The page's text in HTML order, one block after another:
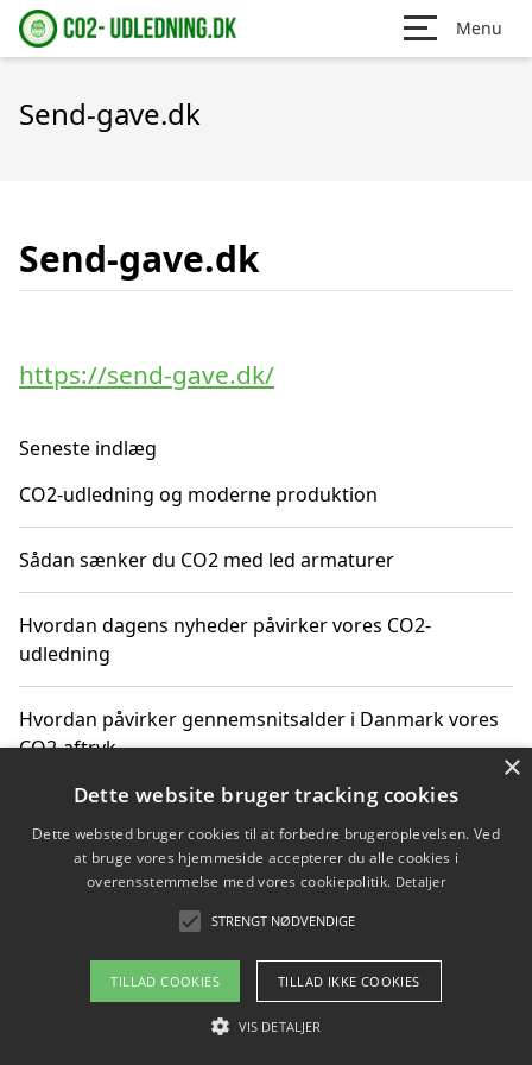
Menu
Send-gave.dk
Send-gave.dk
https://send-gave.dk/
Seneste indlæg
CO2-udledning og moderne produktion
Sådan sænker du CO2 med led armaturer
Hvordan dagens nyheder påvirker vores CO2-
udledning
Hvordan påvirker gennemsnitsalder i Danmark vores
CO2-aftryk
Hvordan nyheder om CO2-udledning påvirker vores
hverdag
Om / kontakt
Blog Betingelser
×
Dette website bruger tracking cookies
Dette websted bruger cookies til at forbedre brugeroplevelsen. Ved
at bruge vores hjemmeside accepterer du alle cookies i
overensstemmelse med vores cookiepolitik. Detaljer
STRENGT NØDVENDIGE
TILLAD COOKIES TILLAD IKKE COOKIES
VIS DETALJER